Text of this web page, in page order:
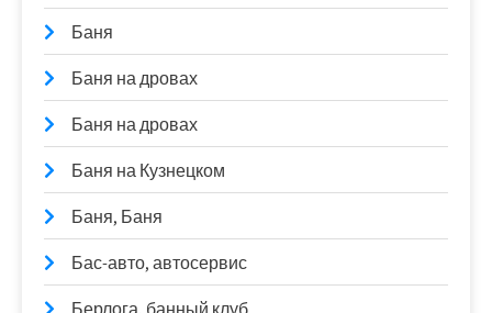
Баня
Баня на дровах
Баня на дровах
Баня на Кузнецком
Баня, Баня
Бас-авто, автосервис